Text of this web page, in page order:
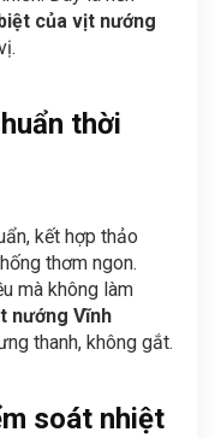
của vịt nướng
thời
kết hợp thảo
thơm ngon.
mà không làm
nướng Vĩnh
thanh, không gắt.
soát nhiệt